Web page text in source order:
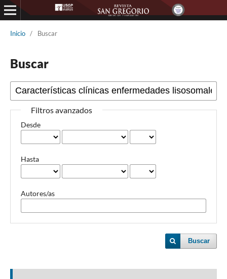
Inicio / Buscar
Buscar
Filtros avanzados
Desde
Hasta
Autores/as
Buscar